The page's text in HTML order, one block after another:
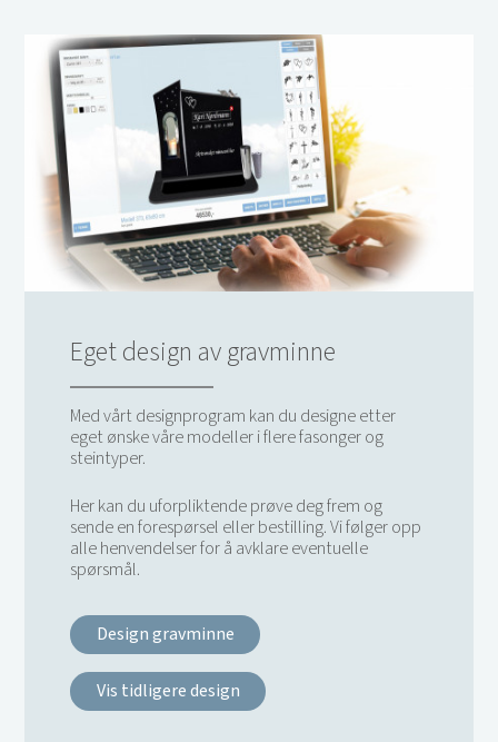
Eget design av gravminne
Med vårt designprogram kan du designe etter
eget ønske våre modeller i flere fasonger og
steintyper.
Her kan du uforpliktende prøve deg frem og
sende en forespørsel eller bestilling. Vi følger opp
alle henvendelser for å avklare eventuelle
spørsmål.
Design gravminne
Vis tidligere design